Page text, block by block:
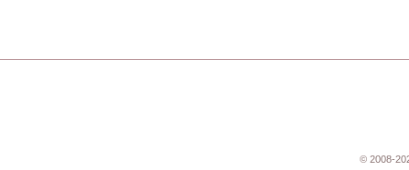
© 2008-